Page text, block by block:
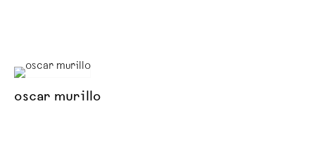
oscar murillo